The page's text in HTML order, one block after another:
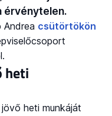
érvénytelen.
csütörtökön
heti
heti munkáját